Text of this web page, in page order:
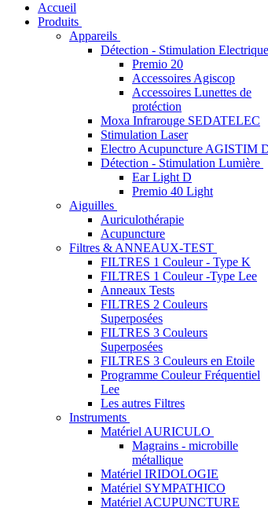
Accueil
Produits
Appareils
Détection - Stimulation Electrique
Premio 20
Accessoires Agiscop
Accessoires Lunettes de
protéction
Moxa Infrarouge SEDATELEC
Stimulation Laser
Electro Acupuncture AGISTIM
Détection - Stimulation Lumière
Ear Light D
Premio 40 Light
Aiguilles
Auriculothérapie
Acupuncture
Filtres & ANNEAUX-TEST
FILTRES 1 Couleur - Type K
FILTRES 1 Couleur -Type Lee
Anneaux Tests
FILTRES 2 Couleurs
Superposées
FILTRES 3 Couleurs
Superposées
FILTRES 3 Couleurs en Etoile
Programme Couleur Fréquentiel
Lee
Les autres Filtres
Instruments
Matériel AURICULO
Magrains - microbille
métallique
Matériel IRIDOLOGIE
Matériel SYMPATHICO
Matériel ACUPUNCTURE